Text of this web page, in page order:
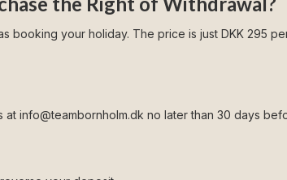
booking your holiday. The price is just DKK 295
at info@teambornholm.dk no later than 30 days